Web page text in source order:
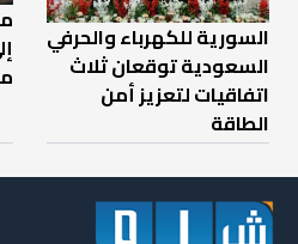
السورية للكهرباء والحرفي
السعودية توقعان ثلاث
اتفاقيات لتعزيز أمن
الطاقة